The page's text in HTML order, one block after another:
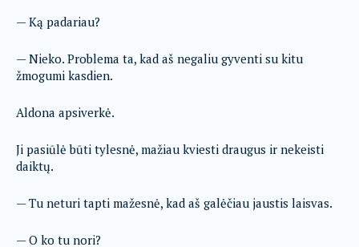
— Ką padariau?
— Nieko. Problema ta, kad aš negaliu gyventi su kitu
žmogumi kasdien.
Aldona apsiverkė.
Ji pasiūlė būti tylesnė, mažiau kviesti draugus ir nekeisti
daiktų.
— Tu neturi tapti mažesnė, kad aš galėčiau jaustis laisvas.
— O ko tu nori?